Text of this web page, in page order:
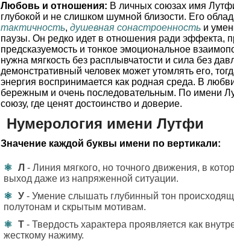
Любовь и отношения: В личных союзах имя
глубокой и не слишком шумной близости. Его
тактичность, душевная сонастроенность и
паузы. Он редко идет в отношения ради эффекта,
предсказуемость и тонкое эмоциональное
нужна мягкость без расплывчатости и сила без
демонстративный человек может утомлять его,
энергия воспринимается как родная среда. В
бережным и очень последовательным. По имени
союзу, где ценят достоинство и доверие.
Нумерология имени Лутфи
Значение каждой буквы имени по вертикали:
Л - Линия мягкого, но точного движения, в
выход даже из напряженной ситуации.
У - Умение слышать глубинный тон
полутонам и скрытым мотивам.
Т - Твердость характера проявляется как
жесткому нажиму.